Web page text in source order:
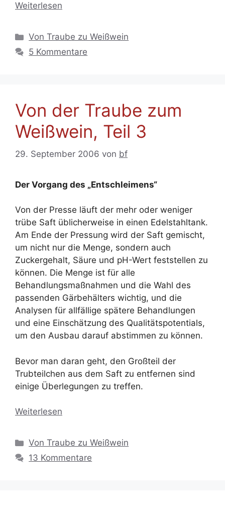
Weiterlesen
Kategorien
Von Traube zu Weißwein
5 Kommentare
Von der Traube zum
Weißwein, Teil 3
29. September 2006 von bf
Der Vorgang des „Entschleimens“
Von der Presse läuft der mehr oder weniger
trübe Saft üblicherweise in einen Edelstahltank.
Am Ende der Pressung wird der Saft gemischt,
um nicht nur die Menge, sondern auch
Zuckergehalt, Säure und pH-Wert feststellen zu
können. Die Menge ist für alle
Behandlungsmaßnahmen und die Wahl des
passenden Gärbehälters wichtig, und die
Analysen für allfällige spätere Behandlungen
und eine Einschätzung des Qualitätspotentials,
um den Ausbau darauf abstimmen zu können.
Bevor man daran geht, den Großteil der
Trubteilchen aus dem Saft zu entfernen sind
einige Überlegungen zu treffen.
Weiterlesen
Kategorien
Von Traube zu Weißwein
13 Kommentare